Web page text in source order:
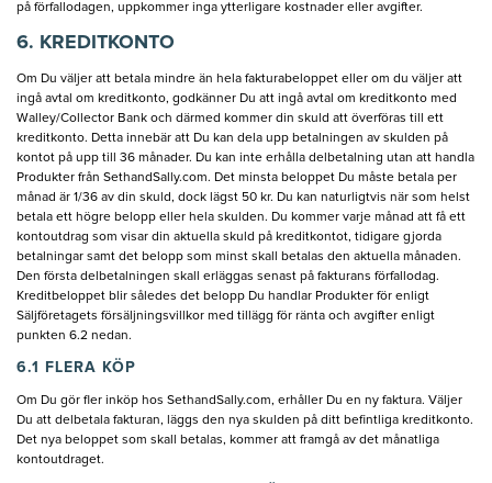
på förfallodagen, uppkommer inga ytterligare kostnader eller avgifter.
6. KREDITKONTO
Om Du väljer att betala mindre än hela fakturabeloppet eller om du väljer att
ingå avtal om kreditkonto, godkänner Du att ingå avtal om kreditkonto med
Walley/Collector Bank och därmed kommer din skuld att överföras till ett
kreditkonto. Detta innebär att Du kan dela upp betalningen av skulden på
kontot på upp till 36 månader. Du kan inte erhålla delbetalning utan att handla
Produkter från SethandSally.com. Det minsta beloppet Du måste betala per
månad är 1/36 av din skuld, dock lägst 50 kr. Du kan naturligtvis när som helst
betala ett högre belopp eller hela skulden. Du kommer varje månad att få ett
kontoutdrag som visar din aktuella skuld på kreditkontot, tidigare gjorda
betalningar samt det belopp som minst skall betalas den aktuella månaden.
Den första delbetalningen skall erläggas senast på fakturans förfallodag.
Kreditbeloppet blir således det belopp Du handlar Produkter för enligt
Säljföretagets försäljningsvillkor med tillägg för ränta och avgifter enligt
punkten 6.2 nedan.
6.1 FLERA KÖP
Om Du gör fler inköp hos SethandSally.com, erhåller Du en ny faktura. Väljer
Du att delbetala fakturan, läggs den nya skulden på ditt befintliga kreditkonto.
Det nya beloppet som skall betalas, kommer att framgå av det månatliga
kontoutdraget.